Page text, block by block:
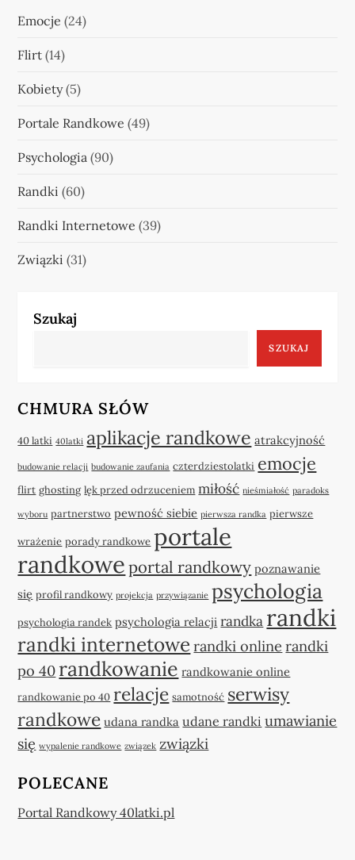
Emocje (24)
Flirt (14)
Kobiety(5)
Portale Randkowe (49)
Psychologia (90)
Randki (60)
Randki Internetowe (39)
Związki (31)
Szukaj
SZUKAJ
CHMURA SŁÓW
40 latki 40latki aplikacje randkowe atrakcyjność
budowanie relacji budowanie zaufania czterdziestolatki emocje
flirt ghosting lęk przed odrzuceniem miłość nieśmiałość paradoks
wyboru partnerstwo pewność siebie pierwsza randka pierwsze
wrażenie porady randkowe portale
randkowe portal randkowy poznawanie
się profil randkowy projekcja przywiązanie psychologia
psychologia randek psychologia relacji randka randki
randki internetowe randki online randki
po 40 randkowanie randkowanie online
randkowanie po 40 relacje samotność serwisy
randkowe udana randka udane randki umawianie
się wypalenie randkowe związek związki
POLECANE
Portal Randkowy 40latki.pl